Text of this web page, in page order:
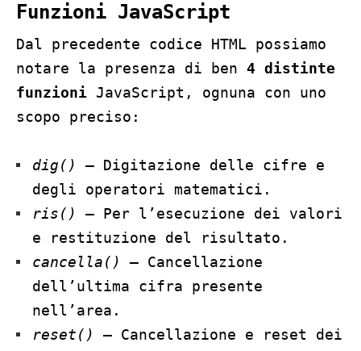
Funzioni JavaScript
Dal precedente codice HTML possiamo
notare la presenza di ben 4 distinte
funzioni JavaScript, ognuna con uno
scopo preciso:
dig()
– Digitazione delle cifre e
degli operatori matematici.
ris()
– Per l’esecuzione dei valori
e restituzione del risultato.
cancella()
– Cancellazione
dell’ultima cifra presente
nell’area.
reset() – Cancellazione e reset dei